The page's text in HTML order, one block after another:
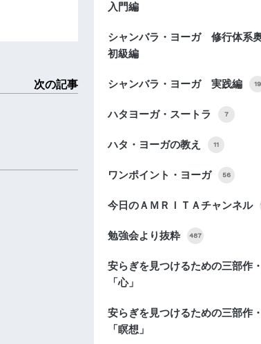
次の記事
入門編
シャンバラ・ヨーガ 修行体系
初級編
シャンバラ・ヨーガ 実践編 19
ハタヨーガ・スートラ 7
ハタ・ヨーガの教え 11
ワンポイント・ヨーガ 56
今日のＡＭＲＩＴＡチャンネル
勉強会より抜粋 487
安らぎを見つけるための三部作
「心」
安らぎを見つけるための三部作
「瞑想」